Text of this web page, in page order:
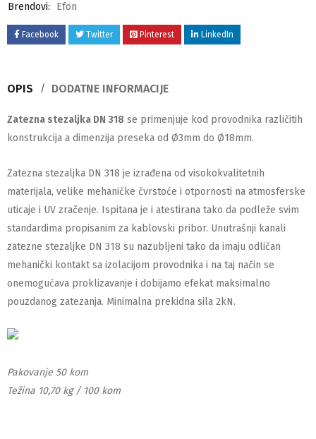
Brendovi:
Efon
Facebook Twitter Pinterest LinkedIn
OPIS DODATNE INFORMACIJE
Zatezna stezaljka DN 318 se primenjuje kod provodnika različitih
konstrukcija a dimenzija preseka od Ø3mm do Ø18mm.
Zatezna stezaljka DN 318 je izrađena od visokokvalitetnih
materijala, velike mehaničke čvrstoće i otpornosti na atmosferske
uticaje i UV zračenje. Ispitana je i atestirana tako da podleže svim
standardima propisanim za kablovski pribor. Unutrašnji kanali
zatezne stezaljke DN 318 su nazubljeni tako da imaju odličan
mehanički kontakt sa izolacijom provodnika i na taj način se
onemogućava proklizavanje i dobijamo efekat maksimalno
pouzdanog zatezanja. Minimalna prekidna sila 2kN.
Pakovanje 50 kom
Težina 10,70 kg / 100 kom